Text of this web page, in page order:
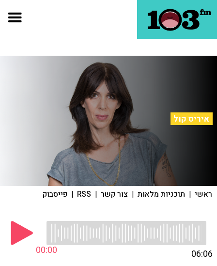
איריס קול
ראשי | תוכניות מלאות | צור קשר |
RSS
| פייסבוק
00:00 06:06